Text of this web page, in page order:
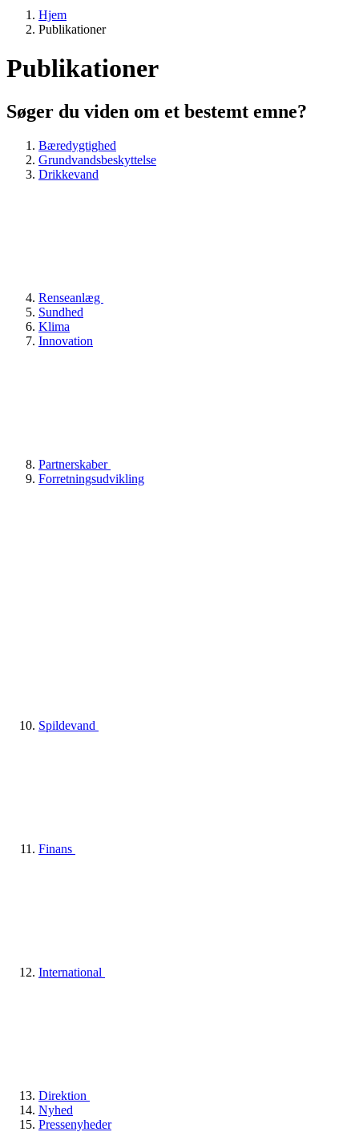
Hjem
Publikationer
Publikationer
Søger du viden om et bestemt emne?
Bæredygtighed
Grundvandsbeskyttelse
Drikkevand
Renseanlæg
Sundhed
Klima
Innovation
Partnerskaber
Forretningsudvikling
Spildevand
Finans
International
Direktion
Nyhed
Pressenyheder